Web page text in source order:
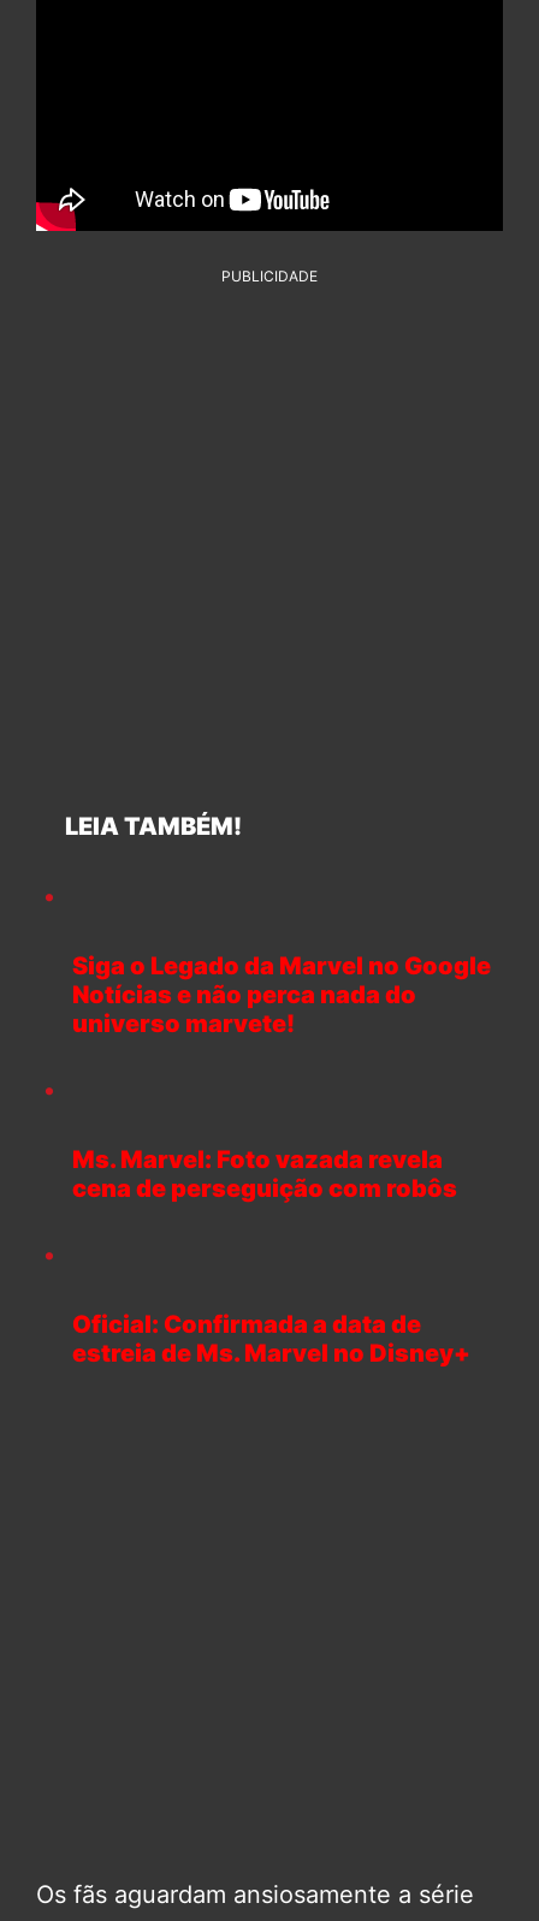
PUBLICIDADE
LEIA TAMBÉM!
Siga o Legado da Marvel no Google
Notícias e não perca nada do
universo marvete!
Ms. Marvel: Foto vazada revela
cena de perseguição com robôs
Oficial: Confirmada a data de
estreia de Ms. Marvel no Disney+
Os fãs aguardam ansiosamente a série